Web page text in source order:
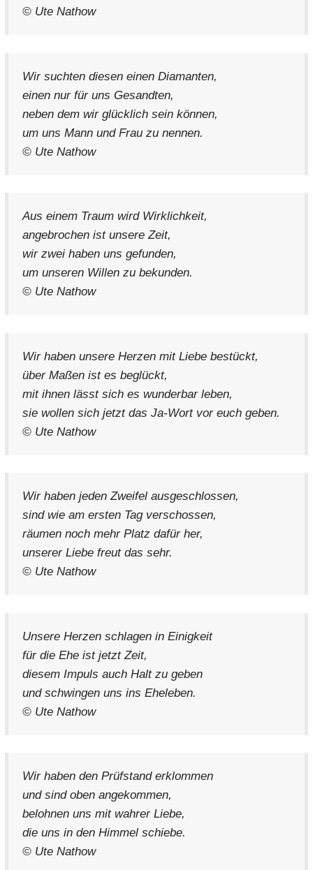
© Ute Nathow
Wir suchten diesen einen Diamanten,
einen nur für uns Gesandten,
neben dem wir glücklich sein können,
um uns Mann und Frau zu nennen.
© Ute Nathow
Aus einem Traum wird Wirklichkeit,
angebrochen ist unsere Zeit,
wir zwei haben uns gefunden,
um unseren Willen zu bekunden.
© Ute Nathow
Wir haben unsere Herzen mit Liebe bestückt,
über Maßen ist es beglückt,
mit ihnen lässt sich es wunderbar leben,
sie wollen sich jetzt das Ja-Wort vor euch geben.
© Ute Nathow
Wir haben jeden Zweifel ausgeschlossen,
sind wie am ersten Tag verschossen,
räumen noch mehr Platz dafür her,
unserer Liebe freut das sehr.
© Ute Nathow
Unsere Herzen schlagen in Einigkeit
für die Ehe ist jetzt Zeit,
diesem Impuls auch Halt zu geben
und schwingen uns ins Eheleben.
© Ute Nathow
Wir haben den Prüfstand erklommen
und sind oben angekommen,
belohnen uns mit wahrer Liebe,
die uns in den Himmel schiebe.
© Ute Nathow